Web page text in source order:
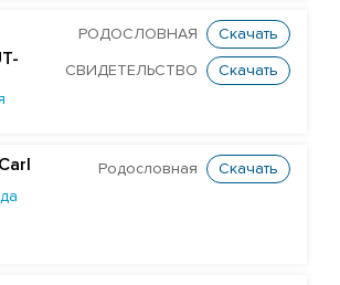
РОДОСЛОВНАЯ Скачать
СВИДЕТЕЛЬСТВО Скачать
Родословная Скачать